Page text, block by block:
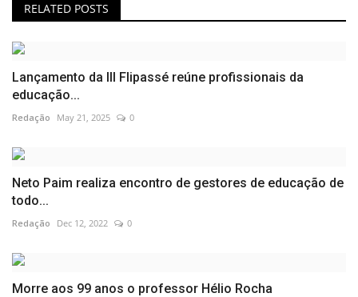
RELATED POSTS
Lançamento da III Flipassé reúne profissionais da
educação...
Redação May 21, 2025 0
Neto Paim realiza encontro de gestores de educação de
todo...
Redação Dec 12, 2022 0
Morre aos 99 anos o professor Hélio Rocha